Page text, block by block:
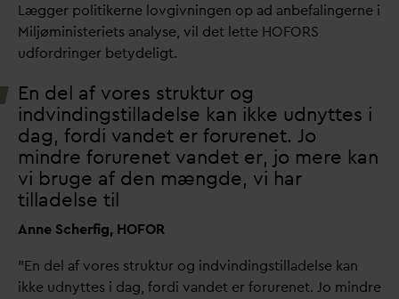
Lægger politikerne lovgivningen op ad anbefalingerne i
Miljøministeriets analyse, vil det lette HOFORS
udfordringer betydeligt.
En del af vores struktur og
indvindingstilladelse kan ikke udnyttes i
dag, fordi vandet er forurenet. Jo
mindre forurenet vandet er, jo mere kan
vi bruge af den mængde, vi har
tilladelse til
Anne Scherfig, HOFOR
”En del af vores struktur og indvindingstilladelse kan
ikke udnyttes i dag, fordi vandet er forurenet. Jo mindre